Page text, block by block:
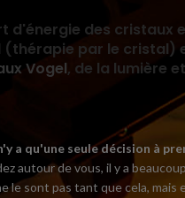
d'énergie des cristaux
(thérapie par le cristal)
Vogel, de la lumière
a qu'une seule décision à
autour de vous, il y a
le sont pas tant que cela,